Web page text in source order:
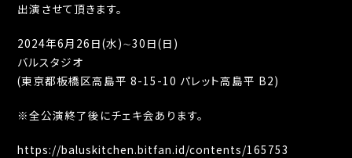
出演させて頂きます。
2024年6月 26 日(水)∼30 日(日 )
バルスタジオ
(東京都板橋区高島平 8-15-10 パレット高島平 B2)
※全公演終了後にチェキ会あります。
https://baluskitchen.bitfan.id/contents/165753